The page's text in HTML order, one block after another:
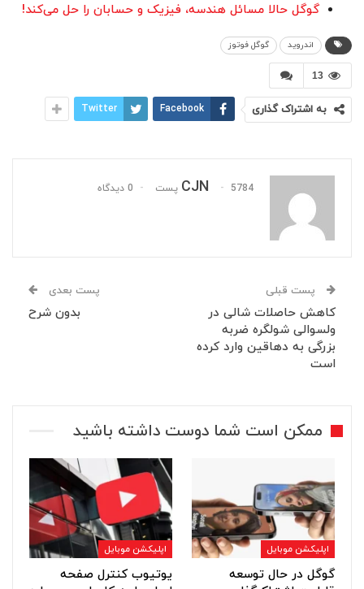
گوگل حالا مسائل هندسه، فیزیک و حسابان را حل می‌کند!
اندروید گوگل فوتوز
13
به اشتراک گذاری Facebook
Twitter
CJN 5784 پست 0 دیدگاه
پست قبلی
کاهش حاصلات شالی در
ولسوالی شولگره ضربه
بزرگی به دهاقین وارد کرده
است
پست بعدی
بدون شرح
ممکن است شما دوست داشته باشید
اپلیکشن موبایل
گوگل در حال توسعه
اپلیکشن موبایل
یوتیوب کنترل صفحه